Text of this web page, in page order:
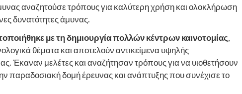
αναζητούσε τρόπους για καλύτερη χρήση και ολοκλήρωση
δυνατότητες άμυνας.
με τη δημιουργία πολλών κέντρων καινοτομίας,
θέματα και αποτελούν αντικείμενα υψηλής
Έκαναν μελέτες και αναζήτησαν τρόπους για να υιοθετήσουν
παραδοσιακή δομή έρευνας και ανάπτυξης που συνέχισε το